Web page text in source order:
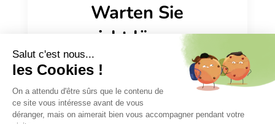
Warten Sie
nicht länger
und profitieren
Sie von
professioneller